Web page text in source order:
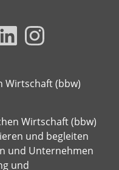
Wirtschaft (bbw)
Wirtschaft (bbw)
und begleiten
und Unternehmen
und